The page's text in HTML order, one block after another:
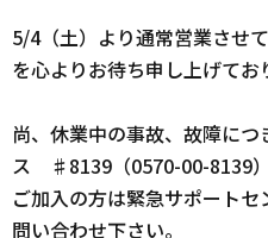
5/4（土）より通常営業させ
を心よりお待ち申し上げてお
尚、休業中の事故、故障に
ス ♯8139（0570-00-8139
ご加入の方は緊急サポート
問い合わせ下さい。